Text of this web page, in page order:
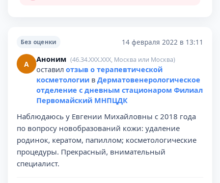
Без оценки 14 февраля 2022 в 13:11
А Аноним (46.34.XXX.XXX, Москва или Москва)
оставил отзыв о терапевтической
косметологии в Дерматовенерологическое
отделение с дневным стационаром Филиал
Первомайский МНПЦДК
Наблюдаюсь у Евгении Михайловны с 2018 года
по вопросу новобразований кожи: удаление
родинок, кератом, папиллом; косметологические
процедуры. Прекрасный, внимательный
специалист.